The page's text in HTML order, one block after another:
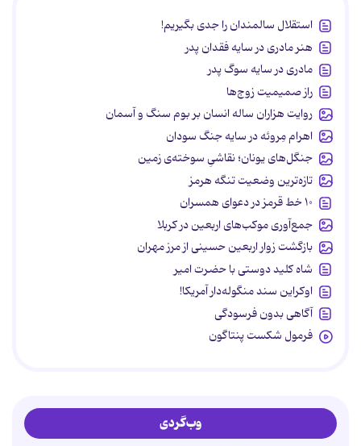
استقلال سالمندان را جدی بگیریم!
هنر مادری در سایه‌ فقدان پدر
مادری در سایه سوگ پدر
راز صمیمیت زوج‌ها
روایت هزاران ساله انسان بر بوم سنگ و آسمان
اهرام مِروئه در سایه جنگ سودان
جنگل‌های یونان؛ نقاشیِ سوخته‌ی زمین
تازه‌ترین وضعیت تنگه هرمز
۱۰ خط قرمز در دعوای همسران
جمع‌آوری موکب‌های اربعین در کربلا
بازگشت زوار اربعین حسینی از مرز مهران
شاه کلید دوستی با حضرت امیر
اوکراین سند منگوله‌دار آمریکا!
آگاهی بدون فرسودگی
فرمول شکست پنتاگون
وب‌گردی